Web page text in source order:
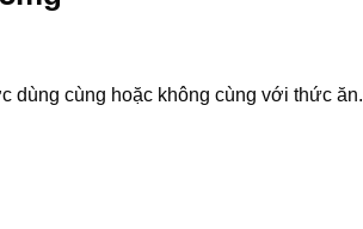
dùng cùng hoặc không cùng với thức ăn.